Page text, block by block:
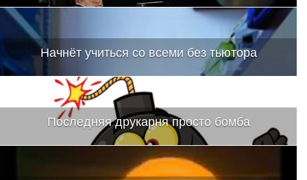
Начнёт учиться со всеми без тьютора
Последняя друкарня просто бомба